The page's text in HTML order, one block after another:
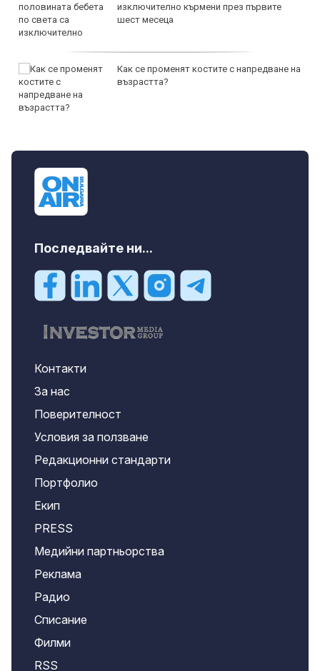
изключително кърмени през първите
шест месеца
Как се променят костите с напредване на
възрастта?
Последвайте ни...
Контакти
За нас
Поверителност
Условия за ползване
Редакционни стандарти
Портфолио
Екип
PRESS
Медийни партньорства
Реклама
Радио
Списание
Филми
RSS